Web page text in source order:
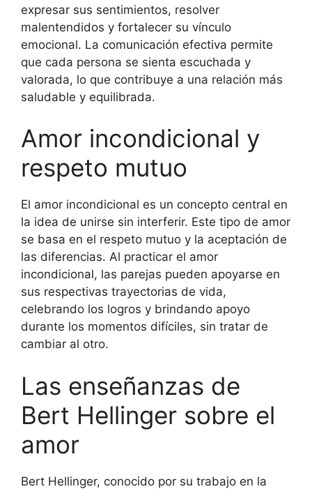
expresar sus sentimientos, resolver
malentendidos y fortalecer su vínculo
emocional. La comunicación efectiva permite
que cada persona se sienta escuchada y
valorada, lo que contribuye a una relación más
saludable y equilibrada.
Amor incondicional y
respeto mutuo
El amor incondicional es un concepto central en
la idea de unirse sin interferir. Este tipo de amor
se basa en el respeto mutuo y la aceptación de
las diferencias. Al practicar el amor
incondicional, las parejas pueden apoyarse en
sus respectivas trayectorias de vida,
celebrando los logros y brindando apoyo
durante los momentos difíciles, sin tratar de
cambiar al otro.
Las enseñanzas de
Bert Hellinger sobre el
amor
Bert Hellinger, conocido por su trabajo en la